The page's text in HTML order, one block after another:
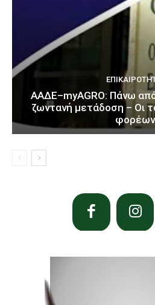
ΑΑΔΕ–myAGRO: Πάνω
ζωντανή μετάδοση – Οι
φορέων